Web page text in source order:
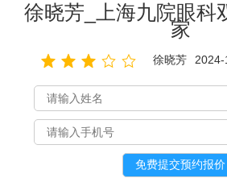
徐晓芳_上海九院眼科
家
徐晓芳 2024-